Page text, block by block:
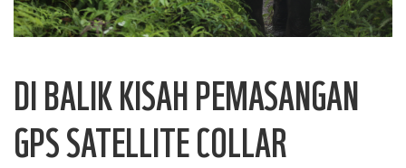
DI BALIK KISAH PEMASANGAN
GPS SATELLITE COLLAR